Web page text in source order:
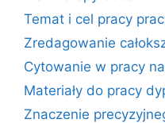
Temat i cel pracy
Zredagowanie
Cytowanie w pracy
Materiały do pracy
Znaczenie